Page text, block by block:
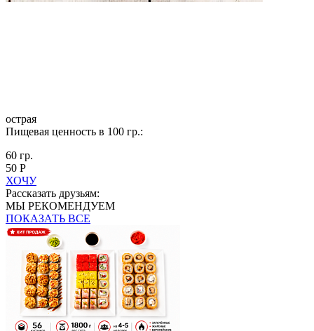
острая
Пищевая ценность в 100 гр.:
60 гр.
50 Р
ХОЧУ
Рассказать друзьям:
МЫ РЕКОМЕНДУЕМ
ПОКАЗАТЬ ВСЕ